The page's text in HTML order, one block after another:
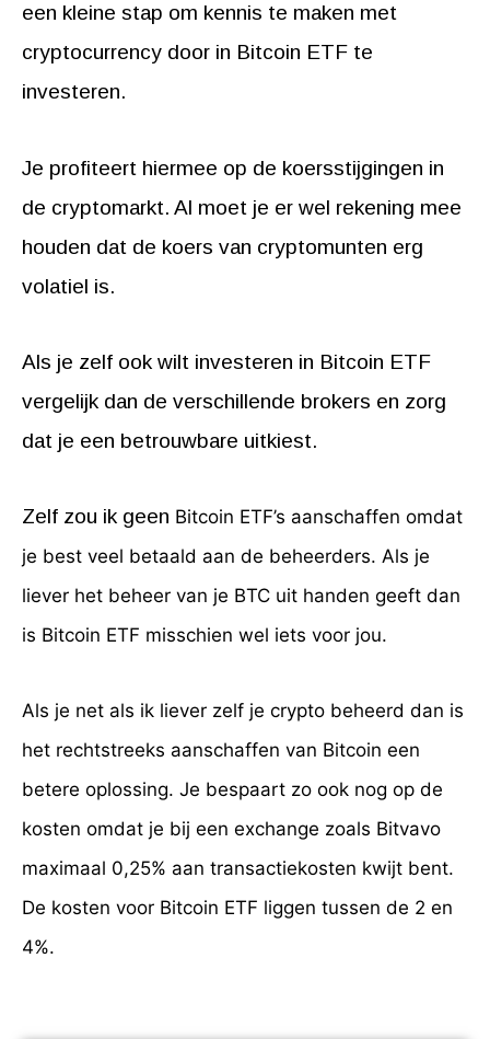
een kleine stap om kennis te maken met
cryptocurrency door in Bitcoin ETF te
investeren.
Je profiteert hiermee op de koersstijgingen in
de cryptomarkt. Al moet je er wel rekening mee
houden dat de koers van cryptomunten erg
volatiel is.
Als je zelf ook wilt investeren in Bitcoin ETF
vergelijk dan de verschillende brokers en zorg
dat je een betrouwbare uitkiest.
Zelf zou ik geen Bitcoin ETF’s aanschaffen omdat
je best veel betaald aan de beheerders. Als je
liever het beheer van je BTC uit handen geeft dan
is Bitcoin ETF misschien wel iets voor jou.
Als je net als ik liever zelf je crypto beheerd dan is
het rechtstreeks aanschaffen van Bitcoin een
betere oplossing. Je bespaart zo ook nog op de
kosten omdat je bij een exchange zoals Bitvavo
maximaal 0,25% aan transactiekosten kwijt bent.
De kosten voor Bitcoin ETF liggen tussen de 2 en
4%.